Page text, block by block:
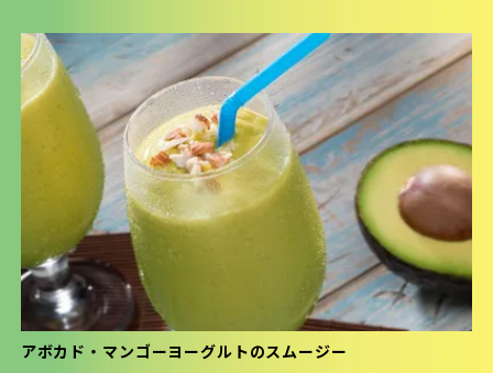
アボカド・マンゴーヨーグルトのスムージー